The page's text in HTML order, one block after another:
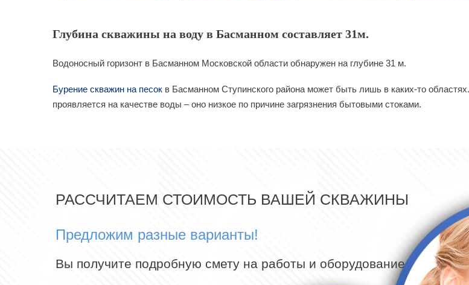
Глубина скважины на воду в Басманном составляет 31м.
Водоносный горизонт в Басманном Московской области обнаружен на глубине 31 м.
Бурение скважин на песок в Басманном Ступинского района может быть лишь в каких-то
проявляется на качестве воды – оно низкое по причине загрязнения бытовыми стоками.
РАССЧИТАЕМ СТОИМОСТЬ ВАШЕЙ СКВАЖИНЫ
Предложим разные варианты!
Вы получите подробную смету на работы и оборудование